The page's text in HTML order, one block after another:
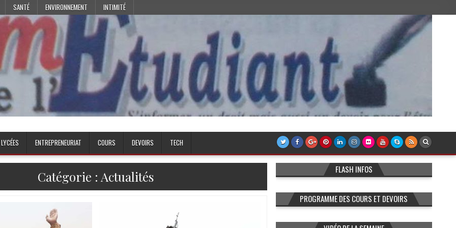
SANTÉ ENVIRONNEMENT INTIMITÉ
ENTREPRENEURIAT COURS DEVOIRS TECH
Catégorie : Actualités FLASH INFOS
PROGRAMME DES COURS ET DEVOIRS